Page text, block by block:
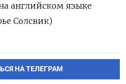
английском языке
Солсвик)
НА ТЕЛЕГРАМ